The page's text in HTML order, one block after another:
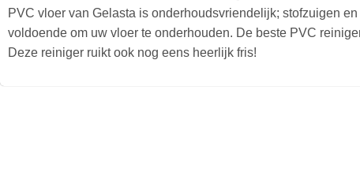
PVC vloer van Gelasta is onderhoudsvriendelijk; stofzuigen
voldoende om uw vloer te onderhouden. De beste PVC
Deze reiniger ruikt ook nog eens heerlijk fris!